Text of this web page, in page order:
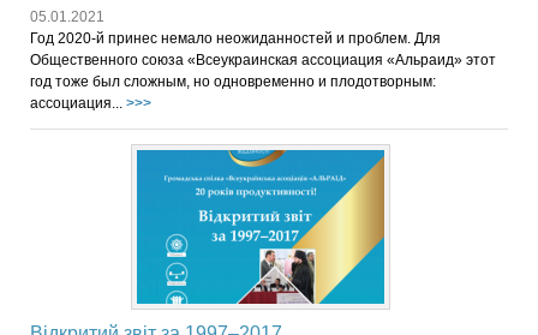
05.01.2021
Год 2020-й принес немало неожиданностей и проблем. Для
Общественного союза «Всеукраинская ассоциация «Альраид» этот
год тоже был сложным, но одновременно и плодотворным:
ассоциация... >>>